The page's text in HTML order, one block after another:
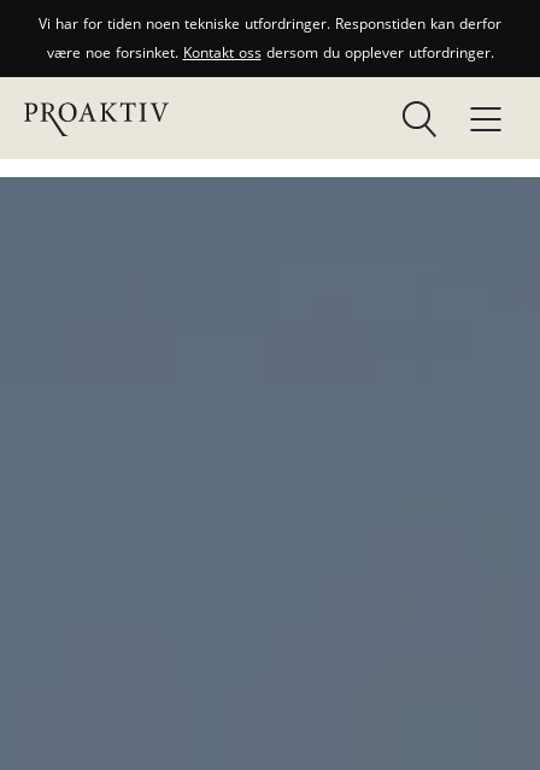
Vi har for tiden noen tekniske utfordringer. Responstiden kan derfor
være noe forsinket. Kontakt ossdersom du opplever utfordringer.